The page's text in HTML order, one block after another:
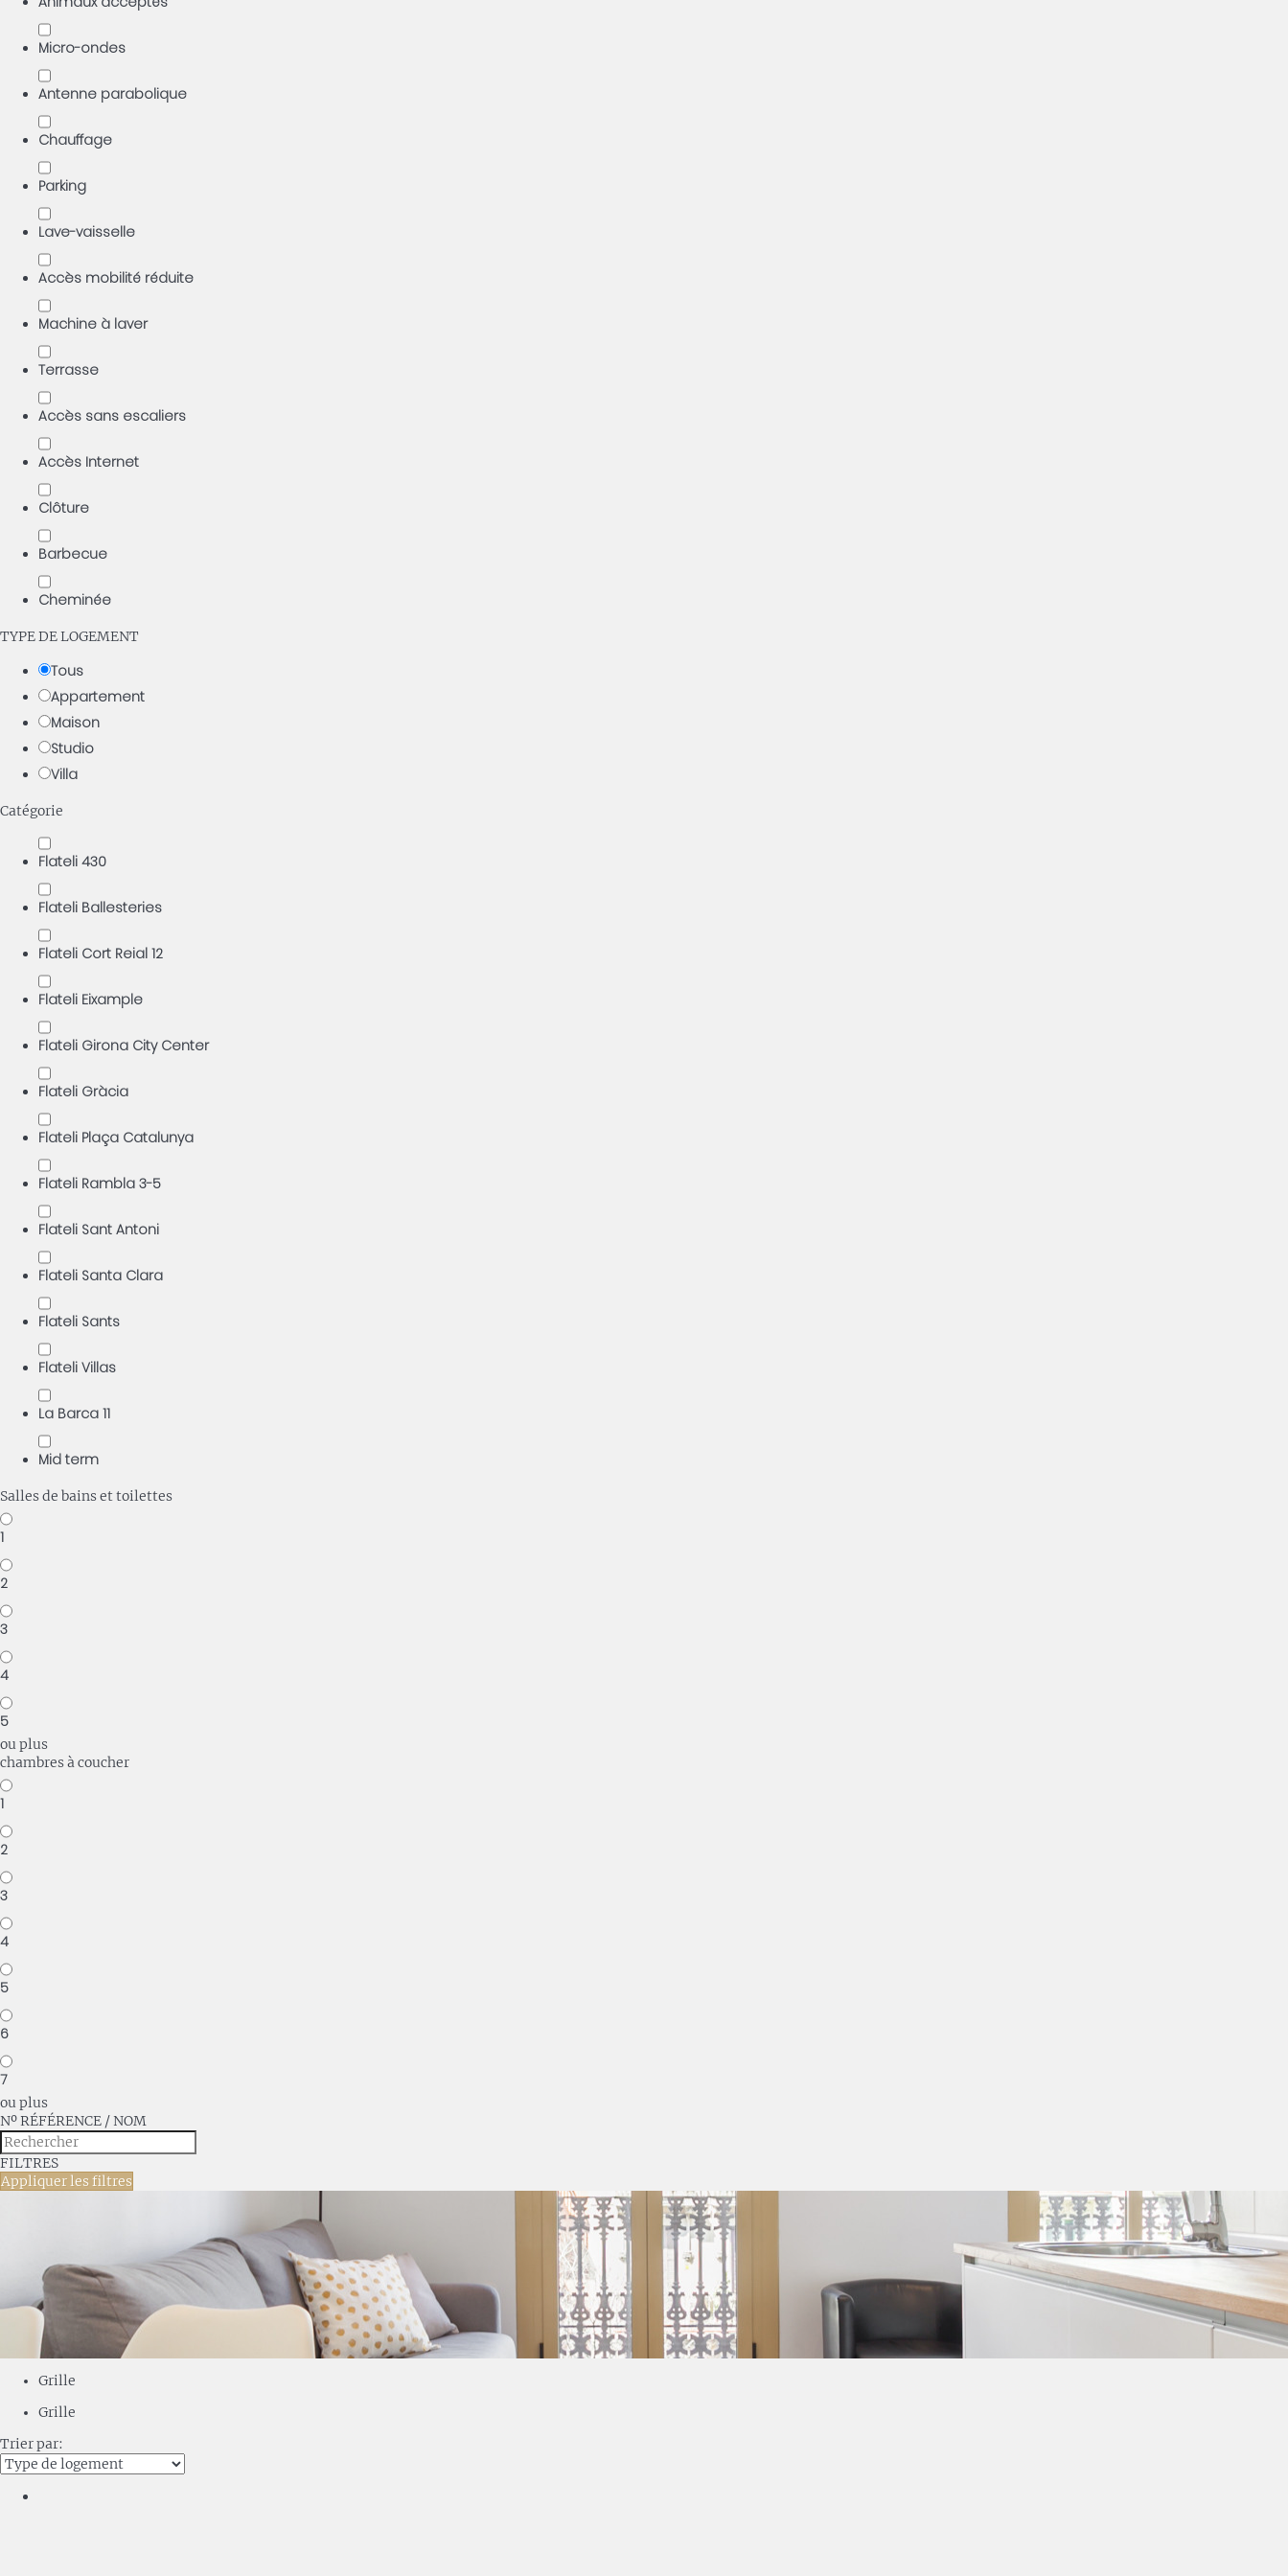
Micro-ondes
Antenne parabolique
Chauffage
Parking
Lave-vaisselle
Accès mobilité réduite
Machine à laver
Terrasse
Accès sans escaliers
Accès Internet
Clôture
Barbecue
Cheminée
TYPE DE LOGEMENT
Tous
Appartement
Maison
Studio
Villa
Catégorie
Flateli 430
Flateli Ballesteries
Flateli Cort Reial 12
Flateli Eixample
Flateli Girona City Center
Flateli Gràcia
Flateli Plaça Catalunya
Flateli Rambla 3-5
Flateli Sant Antoni
Flateli Santa Clara
Flateli Sants
Flateli Villas
La Barca 11
Mid term
Salles de bains et toilettes
1
2
3
4
5
ou plus
chambres à coucher
1
2
3
4
5
6
7
ou plus
Nº RÉFÉRENCE / NOM
FILTRES
Appliquer les filtres
Grille
Grille
Trier par: